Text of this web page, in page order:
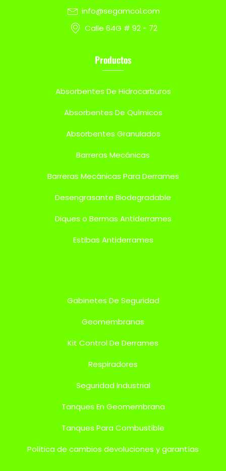
info@segamcol.com
Calle 64G # 92 - 72
Productos
Absorbentes De Hidrocarburos
Absorbentes De Químicos
Absorbentes Granulados
Barreras Mecánicas
Barreras Mecánicas Para Derrames
Desengrasante Biodegradable
Diques o Bermas Antiderrames
Estibas Antiderrames
Gabinetes De Seguridad
Geomembranas
Kit Control De Derrames
Respiradores
Seguridad Industrial
Tanques En Geomembrana
Tanques Para Combustible
Política de cambios devoluciones y garantías